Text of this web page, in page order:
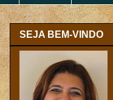
SEJA BEM-VINDO